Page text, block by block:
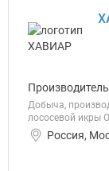
Добыча,
лососевой икры
Россия,